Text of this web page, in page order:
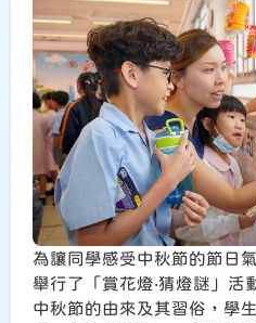
為讓同學感受中秋節的節日
舉行了「賞花燈‧猜燈謎」活
中秋節的由來及其習俗，學